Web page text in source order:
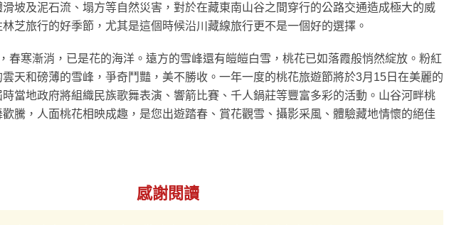
坡及泥石流、塌方等自然災害，對於在藏東南山谷之間穿行的公路交通造成極大的威
芝旅行的好季節，尤其是這個時候沿川藏線旅行更不是一個好的選擇。
春寒漸消，已是花的海洋。遠方的雪峰還有皚皚白雪，桃花已如落霞般悄然綻放。粉紅
天和磅薄的雪峰，爭奇鬥豔，美不勝收。一年一度的桃花旅遊節將於3月15日在美麗的
當地政府將組織民族歌舞表演、響箭比賽、千人鍋莊等豐富多彩的活動。山谷河畔桃
騰，人面桃花相映成趣，是您出遊踏春、賞花觀雪、攝影采風、體驗藏地情懷的絕佳
感謝閱讀